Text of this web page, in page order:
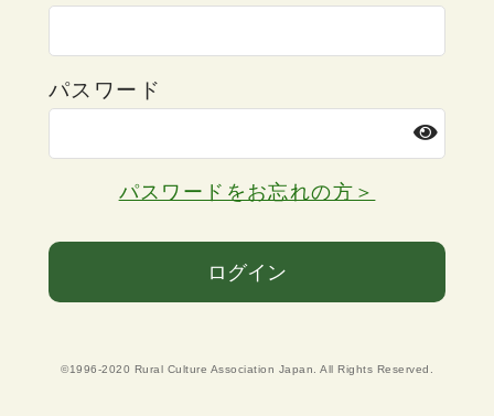
パスワード
パスワードをお忘れの方＞
ログイン
©1996-2020 Rural Culture Association Japan. All Rights Reserved.